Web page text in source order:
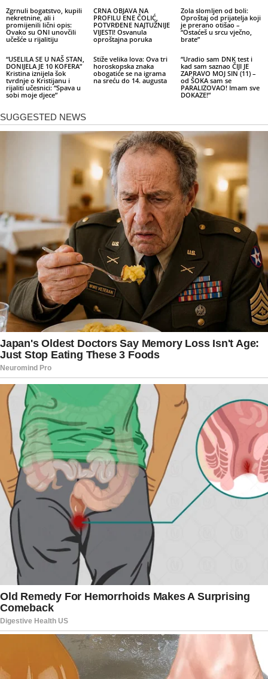
Zgrnuli bogatstvo, kupili
nekretnine, ali i
promijenili lični opis:
Ovako su ONI unovčili
učešće u rijalitiju
CRNA OBJAVA NA
PROFILU ENE ČOLIĆ,
POTVRĐENE NAJTUŽNIJE
VIJESTI! Osvanula
oproštajna poruka
Zola slomljen od boli:
Oproštaj od prijatelja koji
je prerano otišao –
“Ostaćeš u srcu vječno,
brate”
“USELILA SE U NAŠ STAN,
DONIJELA JE 10 KOFERA”
Kristina iznijela šok
tvrdnje o Kristijanu i
rijaliti učesnici: “Spava u
sobi moje djece”
Stiže velika lova: Ova tri
horoskopska znaka
obogatiće se na igrama
na sreću do 14. augusta
“Uradio sam DNK test i
kad sam saznao ČIJI JE
ZAPRAVO MOJ SIN (11) –
od ŠOKA sam se
PARALIZOVAO! Imam sve
DOKAZE!”